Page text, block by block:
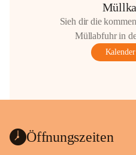
Sieh dir die
Müllabfuhr in
Kalender
Öffnungszeiten